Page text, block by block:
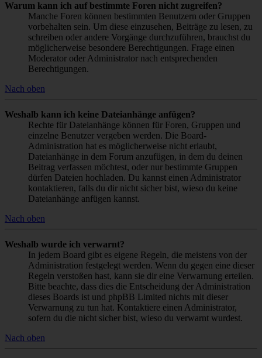
Warum kann ich auf bestimmte Foren nicht zugreifen?
Manche Foren können bestimmten Benutzern oder Gruppen
vorbehalten sein. Um diese einzusehen, Beiträge zu lesen, zu
schreiben oder andere Vorgänge durchzuführen, brauchst du
möglicherweise besondere Berechtigungen. Frage einen
Moderator oder Administrator nach entsprechenden
Berechtigungen.
Nach oben
Weshalb kann ich keine Dateianhänge anfügen?
Rechte für Dateianhänge können für Foren, Gruppen und
einzelne Benutzer vergeben werden. Die Board-
Administration hat es möglicherweise nicht erlaubt,
Dateianhänge in dem Forum anzufügen, in dem du deinen
Beitrag verfassen möchtest, oder nur bestimmte Gruppen
dürfen Dateien hochladen. Du kannst einen Administrator
kontaktieren, falls du dir nicht sicher bist, wieso du keine
Dateianhänge anfügen kannst.
Nach oben
Weshalb wurde ich verwarnt?
In jedem Board gibt es eigene Regeln, die meistens von der
Administration festgelegt werden. Wenn du gegen eine dieser
Regeln verstoßen hast, kann sie dir eine Verwarnung erteilen.
Bitte beachte, dass dies die Entscheidung der Administration
dieses Boards ist und phpBB Limited nichts mit dieser
Verwarnung zu tun hat. Kontaktiere einen Administrator,
sofern du die nicht sicher bist, wieso du verwarnt wurdest.
Nach oben